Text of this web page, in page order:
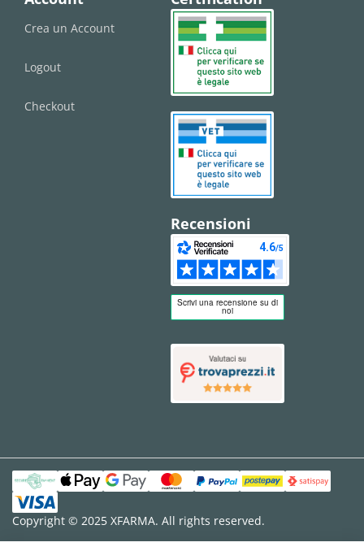
Crea un Account
Logout
Checkout
Recensioni
Copyright © 2025 XFARMA. All rights reserved.